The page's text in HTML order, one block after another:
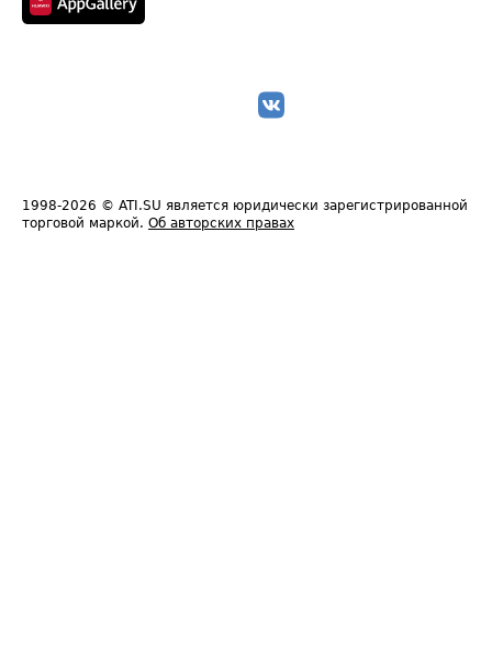
1998-2026 © ATI.SU является юридически зарегистрированной
торговой маркой. Об авторских правах